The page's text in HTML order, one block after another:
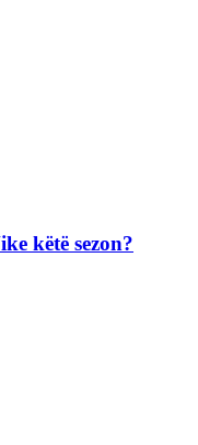
këtë sezon?